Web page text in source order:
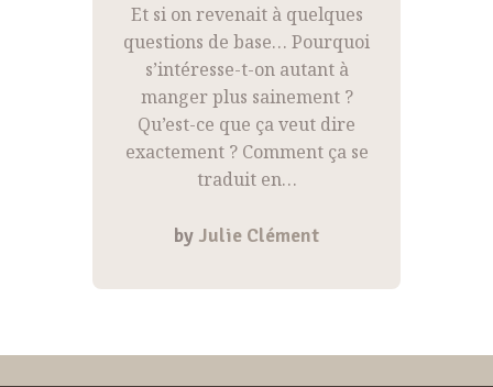
Et si on revenait à quelques
questions de base… Pourquoi
s’intéresse-t-on autant à
manger plus sainement ?
Qu’est-ce que ça veut dire
exactement ? Comment ça se
traduit en…
by Julie Clément